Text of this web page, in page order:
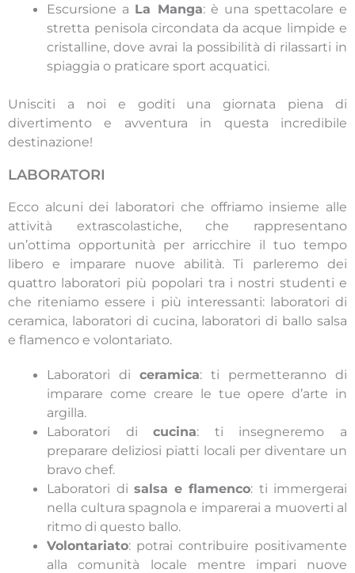
Escursione a La Manga: è una spettacolare e
stretta penisola circondata da acque limpide e
cristalline, dove avrai la possibilità di rilassarti in
spiaggia o praticare sport acquatici.
Unisciti a noi e goditi una giornata piena di
divertimento e avventura in questa incredibile
destinazione!
LABORATORI
Ecco alcuni dei laboratori che offriamo insieme alle
attività extrascolastiche, che rappresentano
un’ottima opportunità per arricchire il tuo tempo
libero e imparare nuove abilità. Ti parleremo dei
quattro laboratori più popolari tra i nostri studenti e
che riteniamo essere i più interessanti: laboratori di
ceramica, laboratori di cucina, laboratori di ballo salsa
e flamenco e volontariato.
Laboratori diceramica: ti permetteranno di
imparare come creare le tue opere d’arte in
argilla.
Laboratori dicucina: ti insegneremo a
preparare deliziosi piatti locali per diventare un
bravo chef.
Laboratori di salsa e flamenco: ti immergerai
nella cultura spagnola e imparerai a muoverti al
ritmo di questo ballo.
Volontariato: potrai contribuire positivamente
alla comunità locale mentre impari nuove